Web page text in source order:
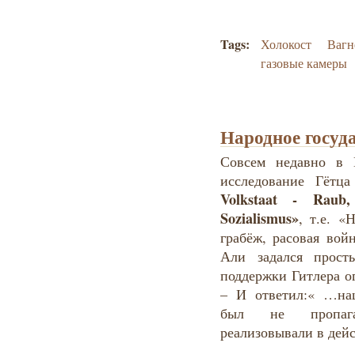
Tags: Холокост
газовые камеры
Народное
Совсем недавно в
исследование
Volkstaat -
Sozialismus», т.е.
грабёж, расовая
Али задался
поддержки Гитлера
– И ответил:«
был не
реализовывали в